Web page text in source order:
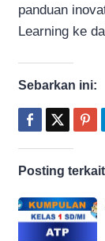
panduan
Learning ke
Sebarkan ini:
Posting